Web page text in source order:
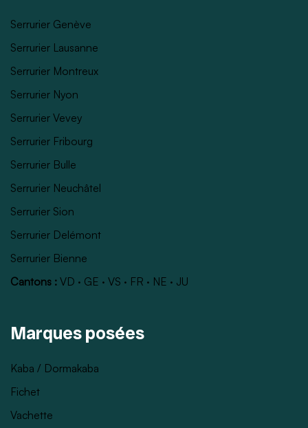
Serrurier Genève
Serrurier Lausanne
Serrurier Montreux
Serrurier Nyon
Serrurier Vevey
Serrurier Fribourg
Serrurier Bulle
Serrurier Neuchâtel
Serrurier Sion
Serrurier Delémont
Serrurier Bienne
Cantons : VD · GE · VS · FR · NE · JU
Marques posées
Kaba / Dormakaba
Fichet
Vachette